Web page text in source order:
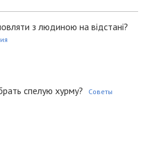
з людиною на відстані?
спелую хурму? Советы